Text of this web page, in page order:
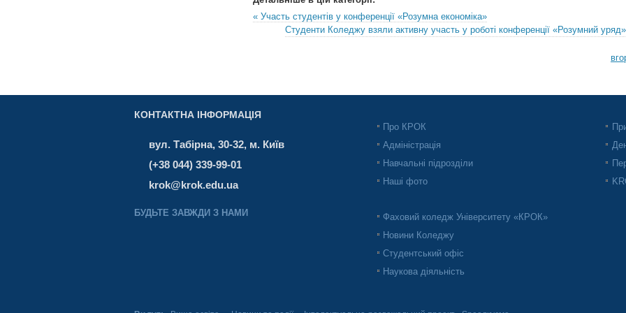
« Участь студентів у конференції «Розумна економіка»
Студенти Коледжу взяли активну участь у роботі конференції «Розумний
КОНТАКТНА ІНФОРМАЦІЯ
вул. Табірна, 30-32, м. Київ
(+38 044) 339-99-01
krok@krok.edu.ua
БУДЬТЕ ЗАВЖДИ З НАМИ
Про КРОК
Адміністрація
Навчальні підрозділи
Наші фото
Фаховий коледж Університету «КРОК»
Новини Коледжу
Студентський офіс
Наукова діяльність